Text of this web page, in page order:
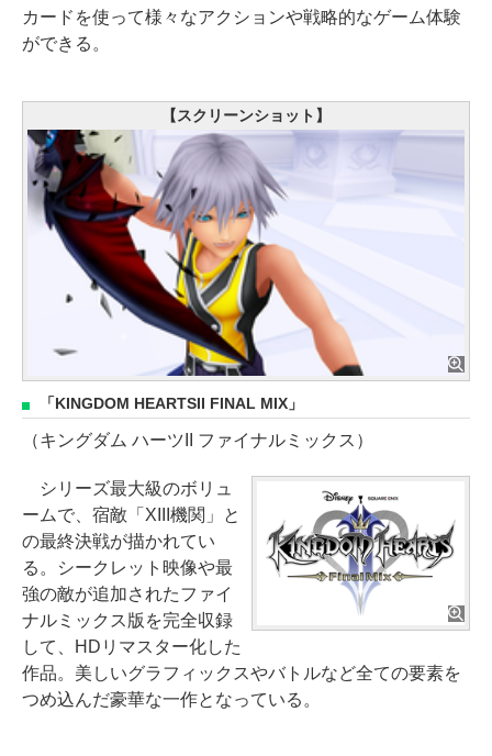
カードを使って様々なアクションや戦略的なゲーム体験
ができる。
【スクリーンショット】
「KINGDOM HEARTSII FINAL MIX」
（キングダム ハーツII ファイナルミックス）
シリーズ最大級のボリュ
ームで、宿敵「XIII機関」と
の最終決戦が描かれてい
る。シークレット映像や最
強の敵が追加されたファイ
ナルミックス版を完全収録
して、HDリマスター化した
作品。美しいグラフィックスやバトルなど全ての要素を
つめ込んだ豪華な一作となっている。